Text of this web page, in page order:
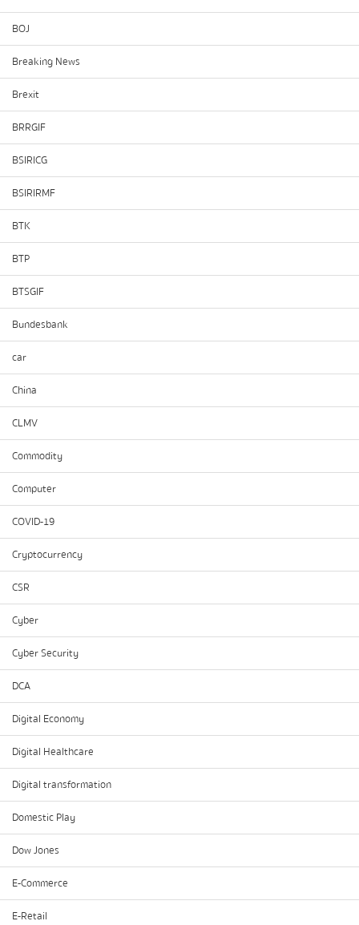
BOJ
Breaking News
Brexit
BRRGIF
BSIRICG
BSIRIRMF
BTK
BTP
BTSGIF
Bundesbank
car
China
CLMV
Commodity
Computer
COVID-19
Cryptocurrency
CSR
Cyber
Cyber Security
DCA
Digital Economy
Digital Healthcare
Digital transformation
Domestic Play
Dow Jones
E-Commerce
E-Retail